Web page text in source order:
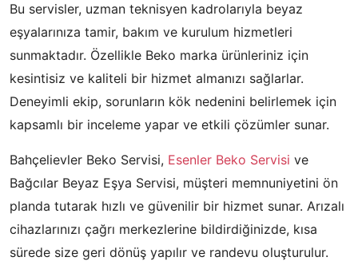
Bu servisler, uzman teknisyen kadrolarıyla beyaz
eşyalarınıza tamir, bakım ve kurulum hizmetleri
sunmaktadır. Özellikle Beko marka ürünleriniz için
kesintisiz ve kaliteli bir hizmet almanızı sağlarlar.
Deneyimli ekip, sorunların kök nedenini belirlemek için
kapsamlı bir inceleme yapar ve etkili çözümler sunar.
Bahçelievler Beko Servisi, Esenler Beko Servisi ve
Bağcılar Beyaz Eşya Servisi, müşteri memnuniyetini ön
planda tutarak hızlı ve güvenilir bir hizmet sunar. Arızalı
cihazlarınızı çağrı merkezlerine bildirdiğinizde, kısa
sürede size geri dönüş yapılır ve randevu oluşturulur.